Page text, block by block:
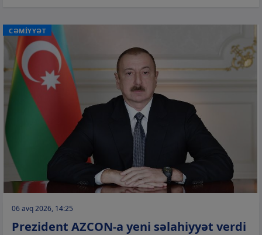
CƏMİYYƏT
06 avq 2026, 14:25
Prezident AZCON-a yeni səlahiyyət verdi